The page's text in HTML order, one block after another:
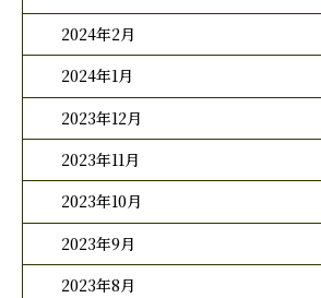
2024年2月
2024年1月
2023年12月
2023年11月
2023年10月
2023年9月
2023年8月